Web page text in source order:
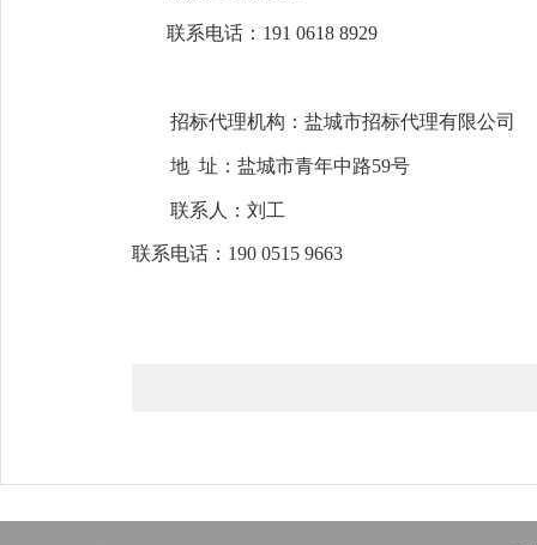
联系电话： 191 0618 8929
招标代理机构：盐城市招标代理有限公司
地 址：盐城市青年中路59号
联系人： 刘工
联系电话： 190 0515 9663